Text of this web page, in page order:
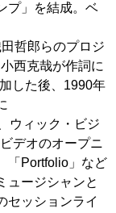
プ」を結成。ベ
哲郎らのプロジ
西克哉が作詞に
した後、1990年
ウィック・ビジ
デオのオープニ
「Portfolio」など
ュージシャンと
セッションライ